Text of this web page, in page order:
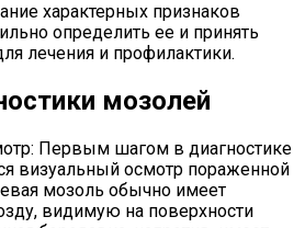
характерных признаков
определить ее и принять
лечения и профилактики.
мозолей
Первым шагом в диагностике
визуальный осмотр пораженной
мозоль обычно имеет
видимую на поверхности